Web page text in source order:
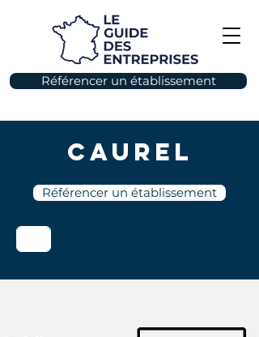
Référencer un établissement
Caurel
Référencer un établissement